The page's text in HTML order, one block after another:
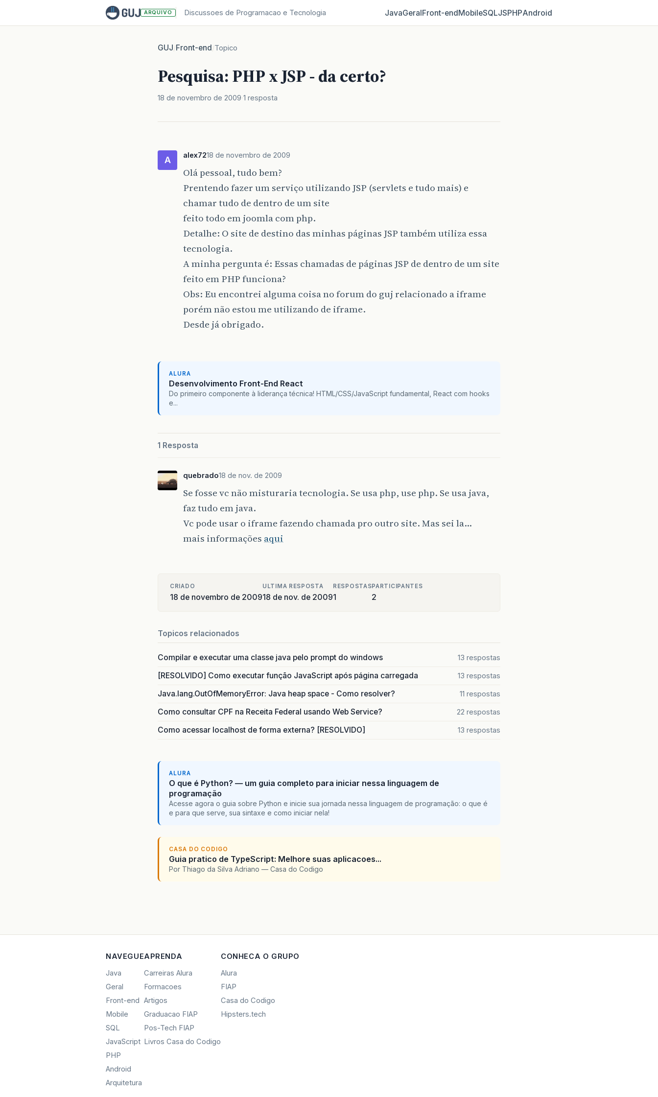
ARQUIVO Discussoes de Programacao e Tecnologia JavaGeralFront‑endMobileSQLJSPHPAndroid
GUJ/Front-end/Topico
Pesquisa: PHP x JSP - da certo?
18 de novembro de 2009 1 resposta
A alex7218 de novembro de 2009
Olá pessoal, tudo bem?
Prentendo fazer um serviço utilizando JSP (servlets e tudo mais) e
chamar tudo de dentro de um site
feito todo em joomla com php.
Detalhe: O site de destino das minhas páginas JSP também utiliza essa
tecnologia.
A minha pergunta é: Essas chamadas de páginas JSP de dentro de um site
feito em PHP funciona?
Obs: Eu encontrei alguma coisa no forum do guj relacionado a iframe
porém não estou me utilizando de iframe.
Desde já obrigado.
ALURA
Desenvolvimento Front-End React
Do primeiro componente à liderança técnica! HTML/CSS/JavaScript fundamental, React com hooks
e...
1 Resposta
quebrado18 de nov. de 2009
Se fosse vc não misturaria tecnologia. Se usa php, use php. Se usa java,
faz tudo em java.
Vc pode usar o iframe fazendo chamada pro outro site. Mas sei la…
mais informações aqui
CRIADO
18 de novembro de 2009
ULTIMA RESPOSTA
18 de nov. de 2009
RESPOSTAS
1
PARTICIPANTES
2
Topicos relacionados
Compilar e executar uma classe java pelo prompt do windows 13 respostas
[RESOLVIDO] Como executar função JavaScript após página carregada 13 respostas
Java.lang.OutOfMemoryError: Java heap space - Como resolver? 11 respostas
Como consultar CPF na Receita Federal usando Web Service? 22 respostas
Como acessar localhost de forma externa? [RESOLVIDO] 13 respostas
ALURA
O que é Python? — um guia completo para iniciar nessa linguagem de
programação
Acesse agora o guia sobre Python e inicie sua jornada nessa linguagem de programação: o que é
e para que serve, sua sintaxe e como iniciar nela!
CASA DO CODIGO
Guia pratico de TypeScript: Melhore suas aplicacoes...
Por Thiago da Silva Adriano — Casa do Codigo
NAVEGUE
Java
Geral
Front-end
Mobile
SQL
JavaScript
PHP
Android
Arquitetura
APRENDA
Carreiras Alura
Formacoes
Artigos
Graduacao FIAP
Pos-Tech FIAP
Livros Casa do Codigo
CONHECA O GRUPO
Alura
FIAP
Casa do Codigo
Hipsters.tech